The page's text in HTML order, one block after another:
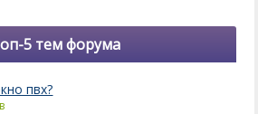
5 тем форума
пвх?